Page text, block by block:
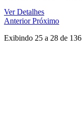
Ver Detalhes
AnteriorPróximo
Exibindo 25 a 28 de 136